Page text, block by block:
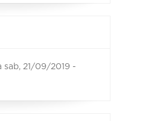
sab, 21/09/2019 -